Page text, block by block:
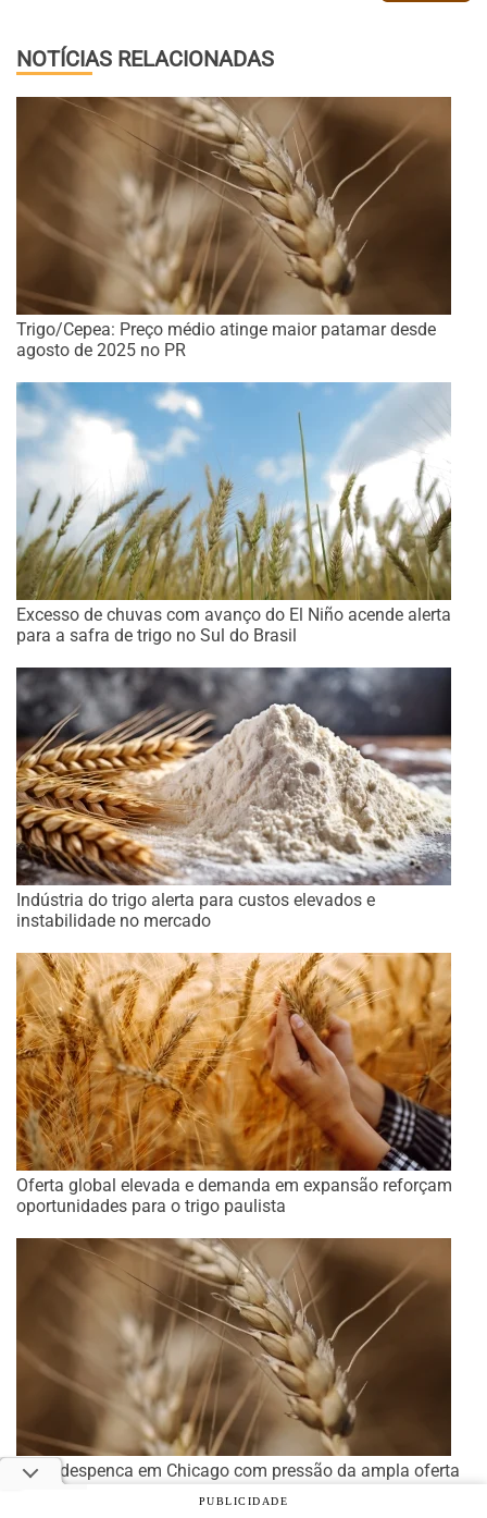
NOTÍCIAS RELACIONADAS
Trigo/Cepea: Preço médio atinge maior patamar desde
agosto de 2025 no PR
Excesso de chuvas com avanço do El Niño acende alerta
para a safra de trigo no Sul do Brasil
Indústria do trigo alerta para custos elevados e
instabilidade no mercado
Oferta global elevada e demanda em expansão reforçam
oportunidades para o trigo paulista
Trigo despenca em Chicago com pressão da ampla oferta
global e demanda enfraquecida
PUBLICIDADE